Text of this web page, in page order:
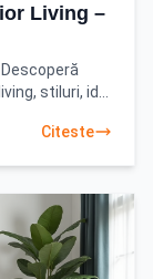
Living –
stiluri, idei
Citeste